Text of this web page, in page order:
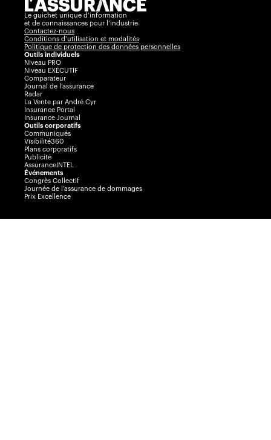
Le guichet unique d’information
et de connaissances pour l’industrie
Contactez-nous
Conditions d’utilisation et modalités
Politique de protection des données personnelles
Outils individuels
Niveau PRO
Niveau EXÉCUTIF
Comparateur
Journal de l’assurance
Radar
La Vente par André Cyr
Insurance Portal
Insurance Journal
Outils corporatifs
Communiqués
Visibilité360
Plans corporatifs
Publicité
AssuranceINTEL
Événements
Congrès Collectif
Journée de l’assurance de dommages
Prix Excellence